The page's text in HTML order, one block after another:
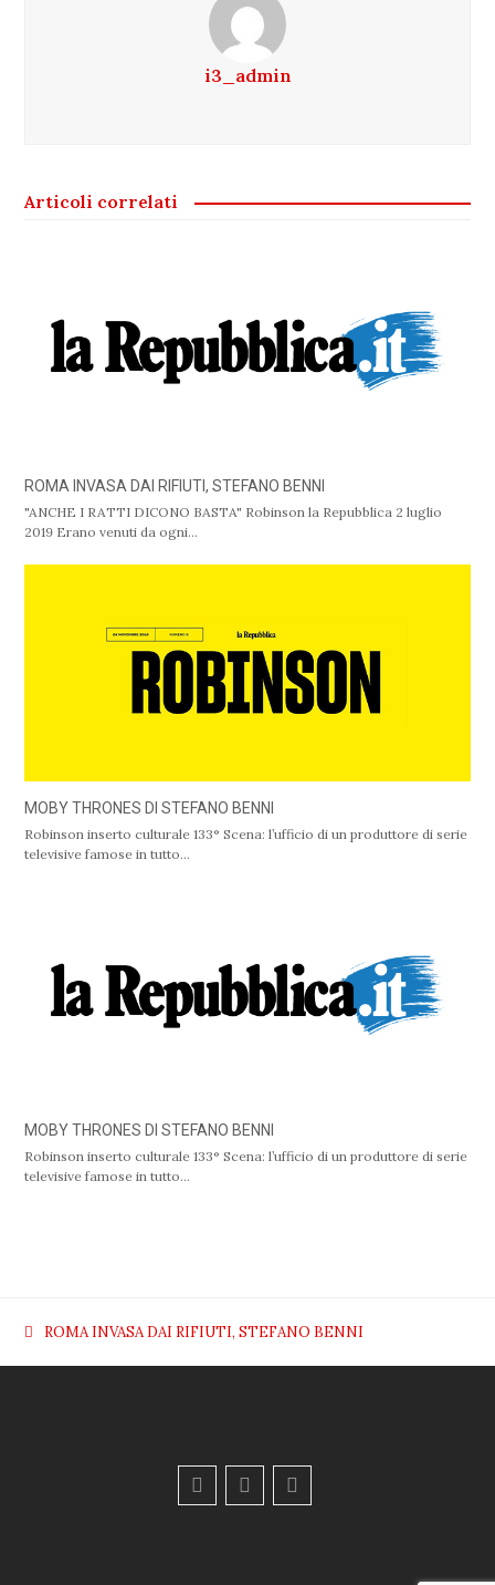
i3_admin
Articoli correlati
ROMA INVASA DAI RIFIUTI, STEFANO BENNI
"ANCHE I RATTI DICONO BASTA" Robinson la Repubblica 2 luglio
2019 Erano venuti da ogni…
MOBY THRONES DI STEFANO BENNI
Robinson inserto culturale 133° Scena: l’ufficio di un produttore di serie
televisive famose in tutto…
MOBY THRONES DI STEFANO BENNI
Robinson inserto culturale 133° Scena: l’ufficio di un produttore di serie
televisive famose in tutto…
previous
post:
ROMA INVASA DAI RIFIUTI, STEFANO BENNI
F
a
Y
o
E
m